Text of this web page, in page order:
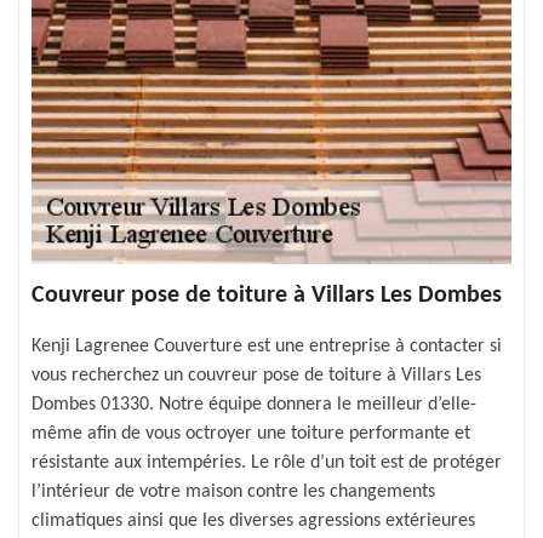
Couvreur pose de toiture à Villars Les Dombes
Kenji Lagrenee Couverture est une entreprise à contacter si
vous recherchez un couvreur pose de toiture à Villars Les
Dombes 01330. Notre équipe donnera le meilleur d’elle-
même afin de vous octroyer une toiture performante et
résistante aux intempéries. Le rôle d’un toit est de protéger
l’intérieur de votre maison contre les changements
climatiques ainsi que les diverses agressions extérieures